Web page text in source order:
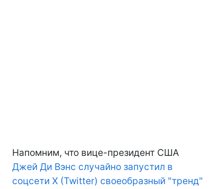
Напомним, что вице-президент США
Джей Ди Вэнс случайно запустил в
соцсети X (Twitter) своеобразный "тренд"